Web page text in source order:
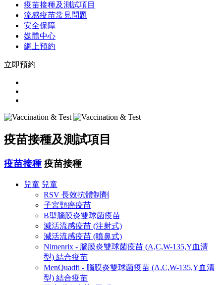
疫苗接種及測試項目
流感疫苗常見問題
安全保障
媒體中心
網上預約
立即預約
疫苗接種及測試項目
疫苗接種 疫苗接種
兒童 兒童
RSV 長效抗體制劑
子宮頸癌疫苗
B型腦膜炎雙球菌疫苗
滅活流感疫苗 (注射式)
減活流感疫苗 (噴鼻式)
Nimenrix - 腦膜炎雙球菌疫苗 (A,C,W-135,Y血清
型) 結合疫苗
MenQuadfi - 腦膜炎雙球菌疫苗 (A,C,W-135,Y血清
型) 結合疫苗